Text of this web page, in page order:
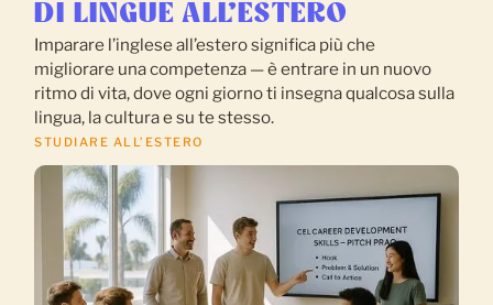
DI LINGUE ALL’ESTERO
Imparare l’inglese all’estero significa più che
migliorare una competenza — è entrare in un nuovo
ritmo di vita, dove ogni giorno ti insegna qualcosa sulla
lingua, la cultura e su te stesso.
STUDIARE ALL’ESTERO